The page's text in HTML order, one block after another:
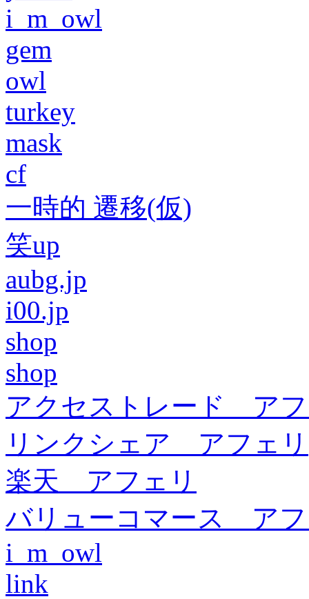
i_m_owl
gem
owl
turkey
mask
cf
一時的 遷移(仮)
笑up
aubg.jp
i00.jp
shop
shop
アクセストレード ア
リンクシェア アフェリ
楽天 アフェリ
バリューコマース ア
i_m_owl
link